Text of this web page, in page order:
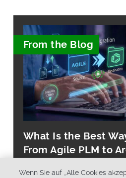
From the Blog
What Is the Best
From Agile PLM to
Wenn Sie auf „Alle Cookies